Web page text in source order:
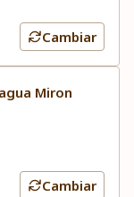
Cambiar
Miron
Cambiar